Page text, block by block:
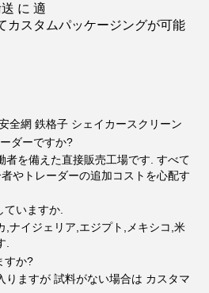
に 適
カスタムパッケージングが可能
全網 鉄格子 シェイカースクリーン
ダーですか?
者を備えた直接販売工場です. すべて
やトレーダーの追加コストを心配す
ていますか.
,ナイジェリア,エジプト,メキシコ,米
.
すか?
りますが 試料がない場合は カスタマ